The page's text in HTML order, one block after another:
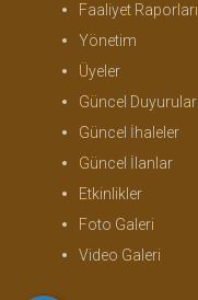
Faaliyet Raporları
Yönetim
Üyeler
Güncel Duyurular
Güncel İhaleler
Güncel İlanlar
Etkinlikler
Foto Galeri
Video Galeri